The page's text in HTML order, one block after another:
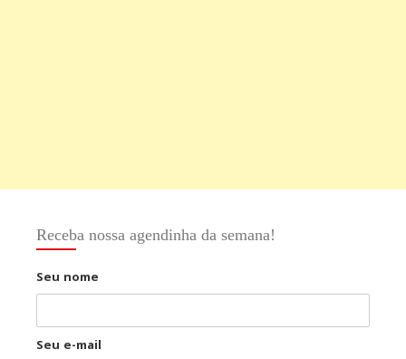
Receba nossa agendinha da semana!
Seu nome
Seu e-mail